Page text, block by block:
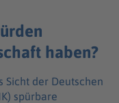
haben?
Sicht der Deutschen
spürbare